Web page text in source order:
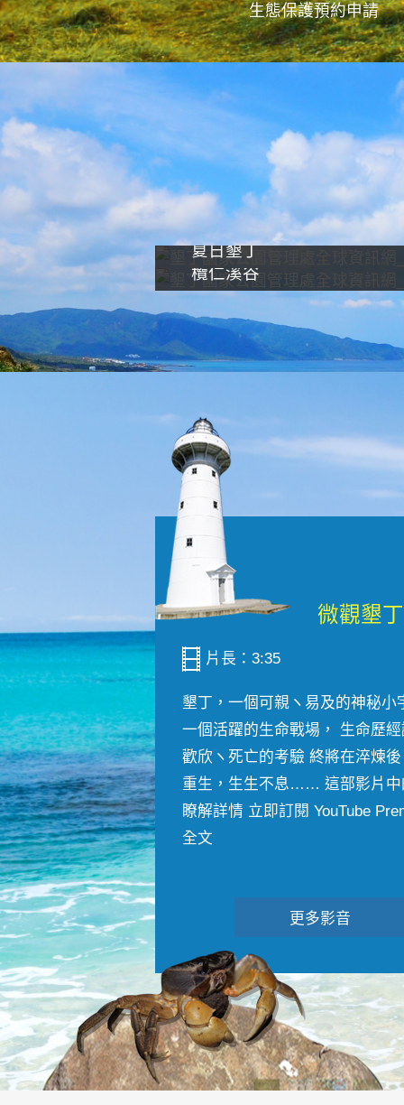
生態保護預約申請
夏日墾丁
欖仁溪谷
片長：3:35
墾丁，一個可親ヽ易及的神秘小
一個活躍的生命戰場， 生命歷
歡欣ヽ死亡的考驗 終將在淬煉
重生，生生不息…… 這部影片中
瞭解詳情 立即訂閱 YouTube
全文
更多影音